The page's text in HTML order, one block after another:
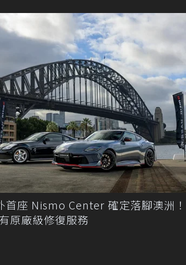
首座 Nismo Center 確定落腳澳洲
原廠級修復服務